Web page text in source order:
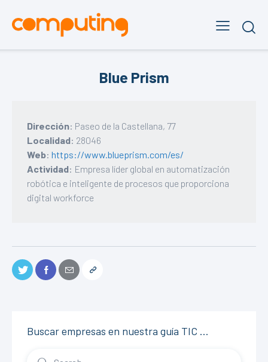
Blue Prism
Dirección: Paseo de la Castellana, 77
Localidad: 28046
Web: https://www.blueprism.com/es/
Actividad: Empresa líder global en automatización
robótica e inteligente de procesos que proporciona
digital workforce
Buscar empresas en nuestra guía TIC …